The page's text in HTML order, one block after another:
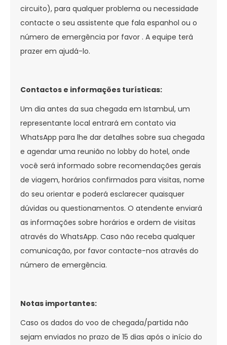
circuito), para qualquer problema ou necessidade
contacte o seu assistente que fala espanhol ou o
número de emergência por favor . A equipe terá
prazer em ajudá-lo.
Contactos e informações turísticas:
Um dia antes da sua chegada em Istambul, um
representante local entrará em contato via
WhatsApp para lhe dar detalhes sobre sua chegada
e agendar uma reunião no lobby do hotel, onde
você será informado sobre recomendações gerais
de viagem, horários confirmados para visitas, nome
do seu orientar e poderá esclarecer quaisquer
dúvidas ou questionamentos. O atendente enviará
as informações sobre horários e ordem de visitas
através do WhatsApp. Caso não receba qualquer
comunicação, por favor contacte-nos através do
número de emergência.
Notas importantes:
Caso os dados do voo de chegada/partida não
sejam enviados no prazo de 15 dias após o início do